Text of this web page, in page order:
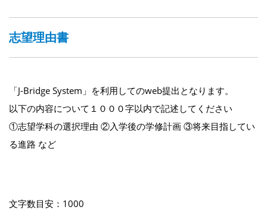
志望理由書
「J-Bridge System」を利用してのweb提出となります。
以下の内容について１０００字以内で記述してください
①志望学科の選択理由 ②入学後の学修計画 ③将来目指してい
る進路 など
文字数目安：1000